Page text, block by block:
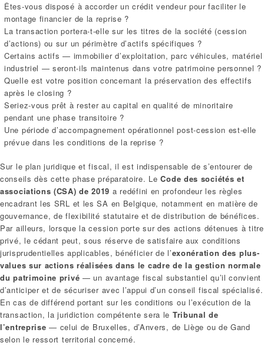
Êtes-vous disposé à accorder un crédit vendeur pour faciliter le
montage financier de la reprise ?
La transaction portera-t-elle sur les titres de la société (cession
d’actions) ou sur un périmètre d’actifs spécifiques ?
Certains actifs — immobilier d’exploitation, parc véhicules, matériel
industriel — seront-ils maintenus dans votre patrimoine personnel ?
Quelle est votre position concernant la préservation des effectifs
après le closing ?
Seriez-vous prêt à rester au capital en qualité de minoritaire
pendant une phase transitoire ?
Une période d’accompagnement opérationnel post-cession est-elle
prévue dans les conditions de la reprise ?
Sur le plan juridique et fiscal, il est indispensable de s’entourer de
conseils dès cette phase préparatoire. LeCode des sociétés et
associations (CSA) de 2019 a redéfini en profondeur les règles
encadrant les SRL et les SA en Belgique, notamment en matière de
gouvernance, de flexibilité statutaire et de distribution de bénéfices.
Par ailleurs, lorsque la cession porte sur des actions détenues à titre
privé, le cédant peut, sous réserve de satisfaire aux conditions
jurisprudentielles applicables, bénéficier de l’exonération des plus-
values sur actions réalisées dans le cadre de la gestion normale
du patrimoine privé — un avantage fiscal substantiel qu’il convient
d’anticiper et de sécuriser avec l’appui d’un conseil fiscal spécialisé.
En cas de différend portant sur les conditions ou l’exécution de la
transaction, la juridiction compétente sera le Tribunal de
l’entreprise — celui de Bruxelles, d’Anvers, de Liège ou de Gand
selon le ressort territorial concerné.